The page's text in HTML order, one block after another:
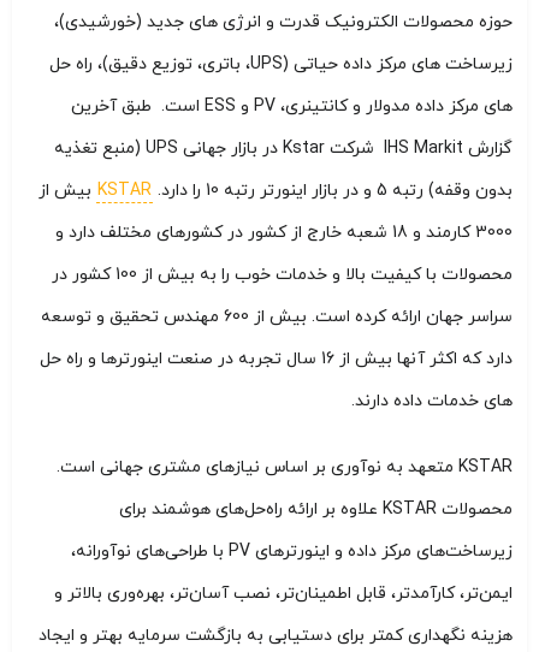
حوزه محصولات الکترونیک قدرت و انرژی های جدید (خورشیدی)،
زیرساخت های مرکز داده حیاتی (UPS، باتری، توزیع دقیق)، راه حل
های مرکز داده مدولار و کانتینری، PV و ESS است. طبق آخرین
گزارش IHS Markit شرکت Kstar در بازار جهانی UPS (منبع تغذیه
بدون وقفه) رتبه 5 و در بازار اینورتر رتبه 10 را دارد.
KSTAR بیش از
3000 کارمند و 18 شعبه خارج از کشور در کشورهای مختلف دارد و
محصولات با کیفیت بالا و خدمات خوب را به بیش از 100 کشور در
سراسر جهان ارائه کرده است. بیش از 600 مهندس تحقیق و توسعه
دارد که اکثر آنها بیش از 16 سال تجربه در صنعت اینورترها و راه حل
های خدمات داده دارند.
KSTAR متعهد به نوآوری بر اساس نیازهای مشتری جهانی است.
محصولات KSTAR علاوه بر ارائه راه‌حل‌های هوشمند برای
زیرساخت‌های مرکز داده و اینورترهای PV با طراحی‌های نوآورانه،
ایمن‌تر، کارآمدتر، قابل اطمینان‌تر، نصب آسان‌تر، بهره‌وری بالاتر و
هزینه نگهداری کمتر برای دستیابی به بازگشت سرمایه بهتر و ایجاد